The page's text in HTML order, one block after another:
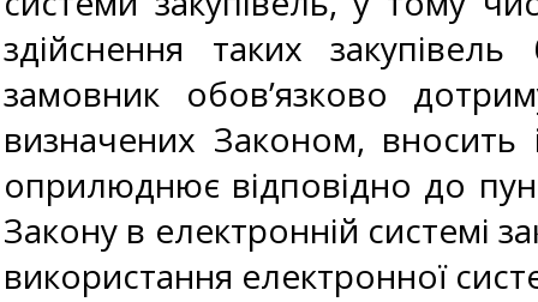
здійснення таких
замовник обов’язково
визначених Законом,
оприлюднює відповідно до
Закону в електронній системі
використання електронної